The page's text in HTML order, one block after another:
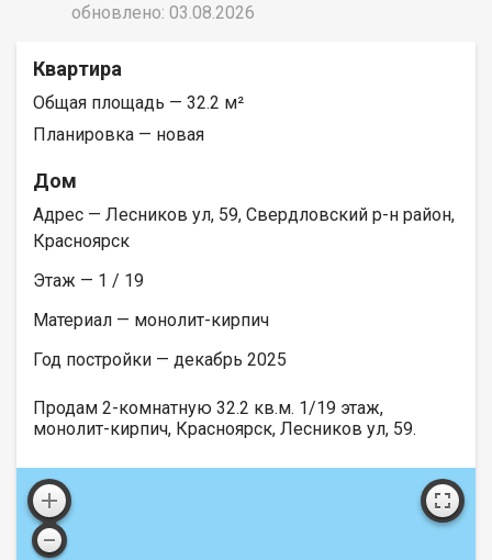
обновлено: 03.08.2026
Квартира
Общая площадь — 32.2 м²
Планировка — новая
Дом
Адрес — Лесников ул, 59, Свердловский р-н район,
Красноярск
Этаж — 1 / 19
Материал — монолит-кирпич
Год постройки — декабрь 2025
Продам 2-комнатную 32.2 кв.м. 1/19 этаж,
монолит-кирпич, Красноярск, Лесников ул, 59.